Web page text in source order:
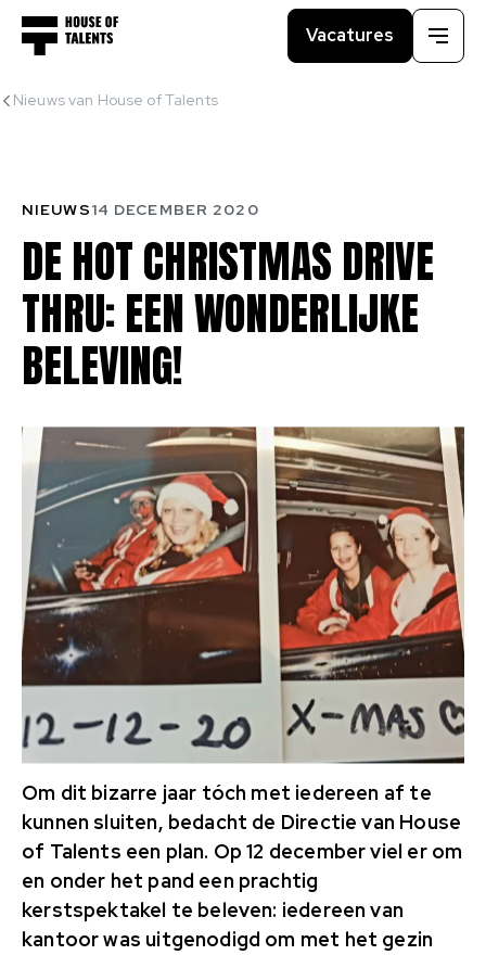
Vacatures
Menu
Nieuws van House of Talents
DE HOTCHRISTMAS DRIVE
THRU:EENWONDERLIJKE
BELEVING!
NIEUWS14 DECEMBER 2020
Om dit bizarre jaar tóch met iedereen af te
kunnen sluiten, bedacht de Directie van House
of Talents een plan. Op 12 december viel er om
en onder het pand een prachtig
kerstspektakel te beleven: iedereen van
kantoor was uitgenodigd om met het gezin